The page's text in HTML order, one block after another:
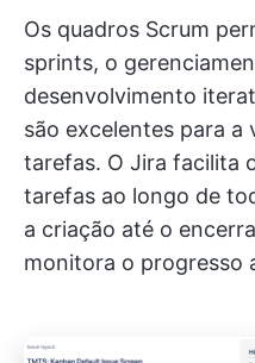
Os quadros Scrum
sprints, o
desenvolvimento
são excelentes para a
tarefas. O Jira facilita
tarefas ao longo de
a criação até o
monitora o progresso